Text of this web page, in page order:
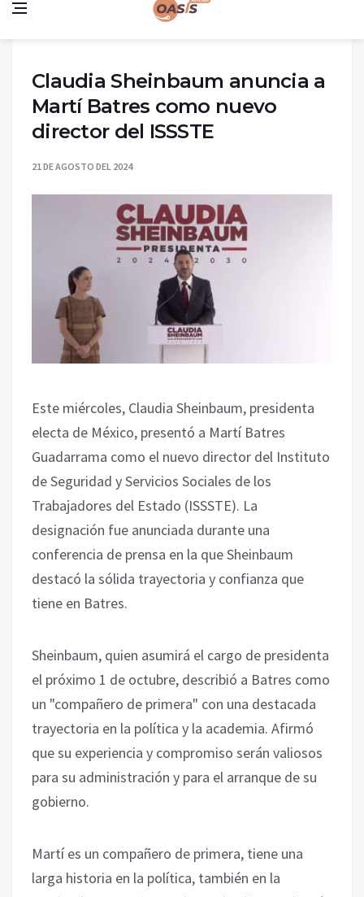
Claudia Sheinbaum anuncia a
Martí Batres como nuevo
director del ISSSTE
21 DE AGOSTO DEL 2024
Este miércoles, Claudia Sheinbaum, presidenta
electa de México, presentó a Martí Batres
Guadarrama como el nuevo director del Instituto
de Seguridad y Servicios Sociales de los
Trabajadores del Estado (ISSSTE). La
designación fue anunciada durante una
conferencia de prensa en la que Sheinbaum
destacó la sólida trayectoria y confianza que
tiene en Batres.
Sheinbaum, quien asumirá el cargo de presidenta
el próximo 1 de octubre, describió a Batres como
un "compañero de primera" con una destacada
trayectoria en la política y la academia. Afirmó
que su experiencia y compromiso serán valiosos
para su administración y para el arranque de su
gobierno.
Martí es un compañero de primera, tiene una
larga historia en la política, también en la